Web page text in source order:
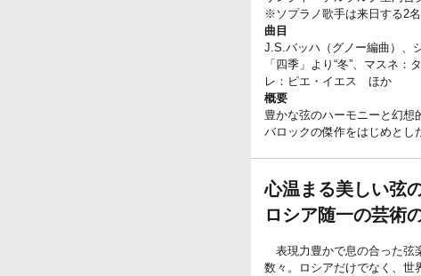
※ソプラノ歌手は来日する2
曲目
J.S.バッハ（グノー編曲）、
「四季」より“冬”、マスネ
レ：ピエ・イエス ほか
概要
豊かな弦のハーモニーと幻想
バロックの傑作をはじめとし
心温まる美しい弦
ロシア随一の芸術
表現力豊かで息の合った弦
数々。ロシアだけでなく、世